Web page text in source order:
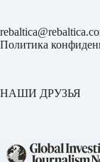
Политика
НАШИ ДРУЗЬЯ